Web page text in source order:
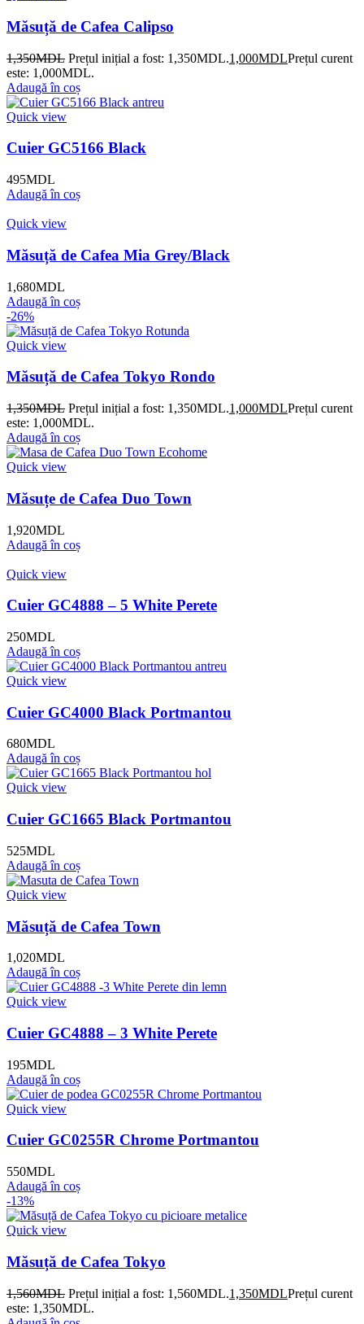
Măsuță de Cafea Calipso
1,350MDL Prețul inițial a fost: 1,350MDL.1,000MDLPrețul curent
este: 1,000MDL.
Adaugă în coș
Quick view
Cuier GC5166 Black
495MDL
Adaugă în coș
Quick view
Măsuță de Cafea Mia Grey/Black
1,680MDL
Adaugă în coș
-26%
Quick view
Măsuță de Cafea Tokyo Rondo
1,350MDL Prețul inițial a fost: 1,350MDL.1,000MDLPrețul curent
este: 1,000MDL.
Adaugă în coș
Quick view
Măsuțe de Cafea Duo Town
1,920MDL
Adaugă în coș
Quick view
Cuier GC4888 – 5 White Perete
250MDL
Adaugă în coș
Quick view
Cuier GC4000 Black Portmantou
680MDL
Adaugă în coș
Quick view
Cuier GC1665 Black Portmantou
525MDL
Adaugă în coș
Quick view
Măsuță de Cafea Town
1,020MDL
Adaugă în coș
Quick view
Cuier GC4888 – 3 White Perete
195MDL
Adaugă în coș
Quick view
Cuier GC0255R Chrome Portmantou
550MDL
Adaugă în coș
-13%
Quick view
Măsuță de Cafea Tokyo
1,560MDL Prețul inițial a fost: 1,560MDL.1,350MDLPrețul curent
este: 1,350MDL.